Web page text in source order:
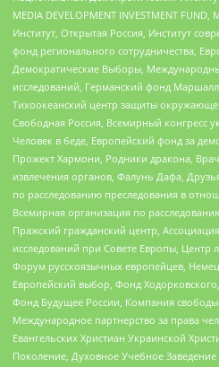
MEDIA DEVELOPMENT INVESTMENT
Институт, Открытая Россия, Институт
фонд регионального сотрудничества,
Демократические Выборы,
исследований, Германский фонд
Тихоокеанский центр защиты
Свободная Россия, Всемирный конгресс
Человек в беде, Европейский фонд за
Прожект Хармони, Родники дракона,
извлечения органов, Фалунь Дафа,
по расследованию преследования в
Всемирная организация по
Пражский гражданский центр,
исследований при Совете Европы, Центр
Форум русскоязычных европейцев,
Европейский выбор, Фонд
Фонд Будущее России, Компания
Международное партнерство за права
Евангельских Христиан Украинской
Поколение, Духовное Учебное